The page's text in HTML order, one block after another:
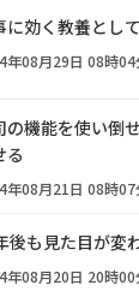
に効く教養とし
年08月29日 08時04
の機能を使い倒
る
年08月21日 08時07
後も見た目が変
年08月20日 20時00